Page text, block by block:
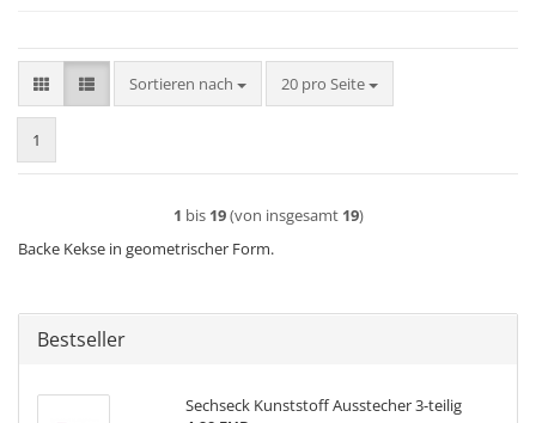
Sortieren nach
Sortieren nach 20 pro Seite
pro Seite
1
1 bis 19(von insgesamt 19)
Backe Kekse in geometrischer Form.
Bestseller
Sechseck Kunststoff Ausstecher 3-teilig